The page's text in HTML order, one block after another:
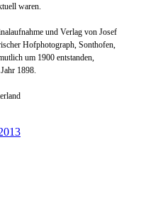
waren.
und Verlag von Josef
Hofphotograph, Sonthofen,
um 1900 entstanden,
1898.